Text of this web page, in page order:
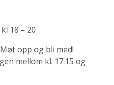
18 – 20
opp og bli med!
mellom kl. 17:15 og